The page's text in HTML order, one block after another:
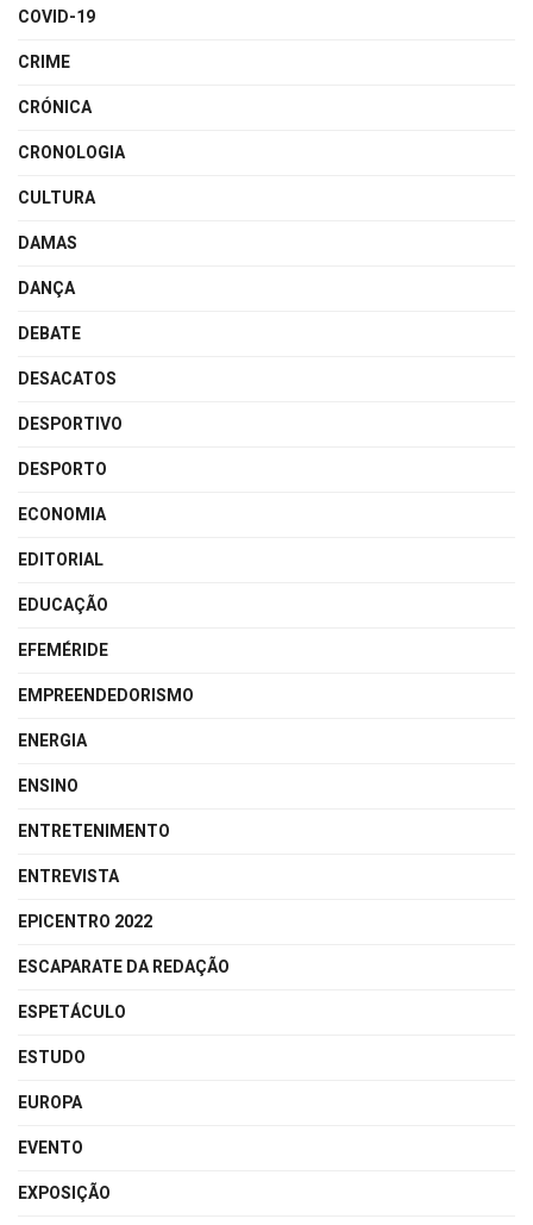
COVID-19
CRIME
CRÓNICA
CRONOLOGIA
CULTURA
DAMAS
DANÇA
DEBATE
DESACATOS
DESPORTIVO
DESPORTO
ECONOMIA
EDITORIAL
EDUCAÇÃO
EFEMÉRIDE
EMPREENDEDORISMO
ENERGIA
ENSINO
ENTRETENIMENTO
ENTREVISTA
EPICENTRO 2022
ESCAPARATE DA REDAÇÃO
ESPETÁCULO
ESTUDO
EUROPA
EVENTO
EXPOSIÇÃO